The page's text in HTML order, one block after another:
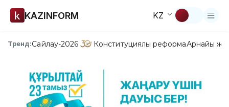
KAZINFORM KZ
Тренд:Сайлау-2026 Конституциялық реформаАрнайы